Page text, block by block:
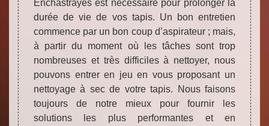
Enchastrayes est nécessaire pour prolonger la
durée de vie de vos tapis. Un bon entretien
commence par un bon coup d’aspirateur ; mais,
à partir du moment où les tâches sont trop
nombreuses et très difficiles à nettoyer, nous
pouvons entrer en jeu en vous proposant un
nettoyage à sec de votre tapis. Nous faisons
toujours de notre mieux pour fournir les
solutions les plus performantes et en